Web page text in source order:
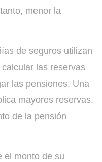
menor la
de seguros utilizan
las reservas
las pensiones. Una
mayores reservas,
de la pensión
el monto de su